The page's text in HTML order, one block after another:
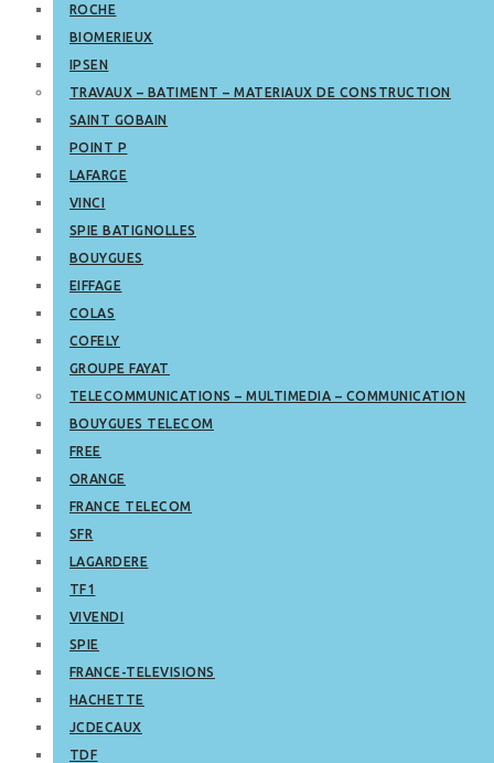
ROCHE
BIOMERIEUX
IPSEN
TRAVAUX – BATIMENT – MATERIAUX DE CONSTRUCTION
SAINT GOBAIN
POINT P
LAFARGE
VINCI
SPIE BATIGNOLLES
BOUYGUES
EIFFAGE
COLAS
COFELY
GROUPE FAYAT
TELECOMMUNICATIONS – MULTIMEDIA – COMMUNICATION
BOUYGUES TELECOM
FREE
ORANGE
FRANCE TELECOM
SFR
LAGARDERE
TF1
VIVENDI
SPIE
FRANCE-TELEVISIONS
HACHETTE
JCDECAUX
TDF